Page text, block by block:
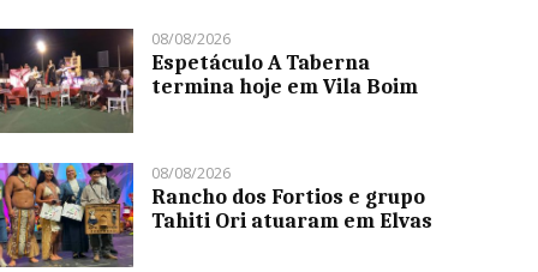
08/08/2026
Espetáculo A Taberna
termina hoje em Vila Boim
08/08/2026
Rancho dos Fortios e grupo
Tahiti Ori atuaram em Elvas